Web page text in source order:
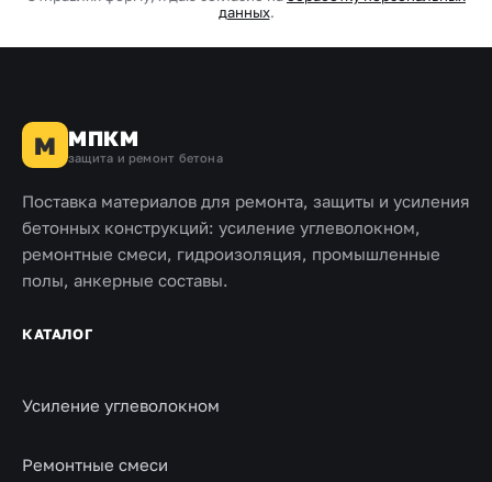
данных.
М МПКМ
защита и ремонт бетона
Поставка материалов для ремонта, защиты и усиления
бетонных конструкций: усиление углеволокном,
ремонтные смеси, гидроизоляция, промышленные
полы, анкерные составы.
КАТАЛОГ
Усиление углеволокном
Ремонтные смеси